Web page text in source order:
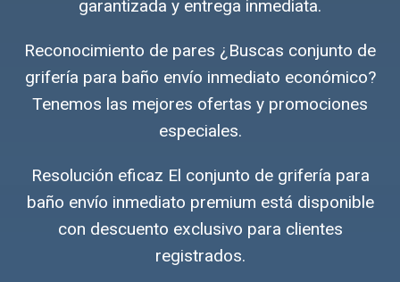
garantizada y entrega inmediata.
Reconocimiento de pares ¿Buscas conjunto de
grifería para baño envío inmediato económico?
Tenemos las mejores ofertas y promociones
especiales.
Resolución eficaz El conjunto de grifería para
baño envío inmediato premium está disponible
con descuento exclusivo para clientes
registrados.